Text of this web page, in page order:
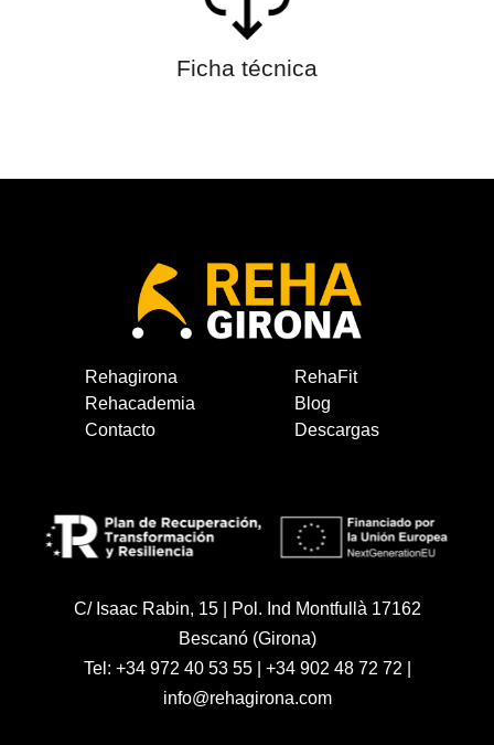
Ficha técnica
Rehagirona
RehaFit
Rehacademia
Blog
Contacto
Descargas
C/ Isaac Rabin, 15 | Pol. Ind Montfullà 17162
Bescanó (Girona)
Tel: +34 972 40 53 55| +34 902 48 72 72
info@rehagirona.com